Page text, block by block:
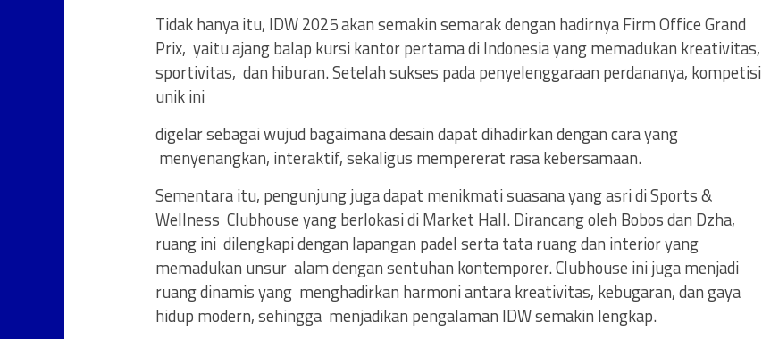
Tidak hanya itu, IDW 2025 akan semakin semarak dengan hadirnya Firm Office Grand
Prix, yaitu ajang balap kursi kantor pertama di Indonesia yang memadukan kreativitas,
sportivitas, dan hiburan. Setelah sukses pada penyelenggaraan perdananya, kompetisi
unik ini
digelar sebagai wujud bagaimana desain dapat dihadirkan dengan cara yang
menyenangkan, interaktif, sekaligus mempererat rasa kebersamaan.
Sementara itu, pengunjung juga dapat menikmati suasana yang asri di Sports &
Wellness Clubhouse yang berlokasi di Market Hall. Dirancang oleh Bobos dan Dzha,
ruang ini dilengkapi dengan lapangan padel serta tata ruang dan interior yang
memadukan unsur alam dengan sentuhan kontemporer. Clubhouse ini juga menjadi
ruang dinamis yang menghadirkan harmoni antara kreativitas, kebugaran, dan gaya
hidup modern, sehingga menjadikan pengalaman IDW semakin lengkap.